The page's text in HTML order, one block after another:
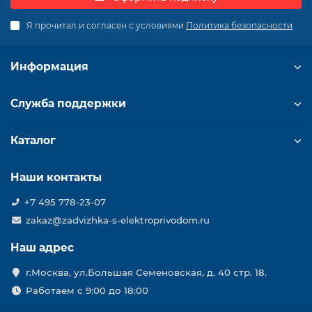
Я прочитал и согласен с условиями Политика безопасности
Информация
Служба поддержки
Каталог
Наши контакты
+7 495 778-23-07
zakaz@zadvizhka-s-elektroprivodom.ru
Наш адрес
г.Москва, ул.Большая Семеновская, д. 40 стр. 18.
Работаем с 9:00 до 18:00